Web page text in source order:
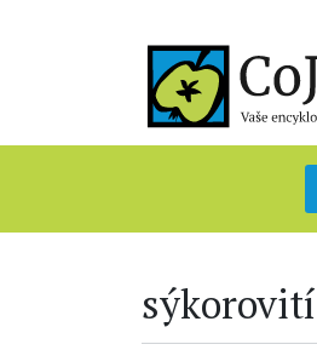
sýkorovití